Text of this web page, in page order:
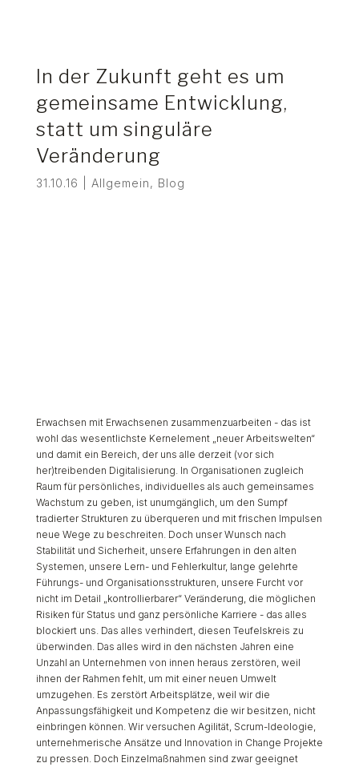
In der Zukunft geht es um
gemeinsame Entwicklung,
statt um singuläre
Veränderung
31.10.16 Allgemein, Blog
Erwachsen mit Erwachsenen zusammenzuarbeiten - das ist
wohl das wesentlichste Kernelement „neuer Arbeitswelten“
und damit ein Bereich, der uns alle derzeit (vor sich
her)treibenden Digitalisierung. In Organisationen zugleich
Raum für persönliches, individuelles als auch gemeinsames
Wachstum zu geben, ist unumgänglich, um den Sumpf
tradierter Strukturen zu überqueren und mit frischen Impulsen
neue Wege zu beschreiten. Doch unser Wunsch nach
Stabilität und Sicherheit, unsere Erfahrungen in den alten
Systemen, unsere Lern- und Fehlerkultur, lange gelehrte
Führungs- und Organisationsstrukturen, unsere Furcht vor
nicht im Detail „kontrollierbarer“ Veränderung, die möglichen
Risiken für Status und ganz persönliche Karriere - das alles
blockiert uns. Das alles verhindert, diesen Teufelskreis zu
überwinden. Das alles wird in den nächsten Jahren eine
Unzahl an Unternehmen von innen heraus zerstören, weil
ihnen der Rahmen fehlt, um mit einer neuen Umwelt
umzugehen. Es zerstört Arbeitsplätze, weil wir die
Anpassungsfähigkeit und Kompetenz die wir besitzen, nicht
einbringen können. Wir versuchen Agilität, Scrum-Ideologie,
unternehmerische Ansätze und Innovation in Change Projekte
zu pressen. Doch Einzelmaßnahmen sind zwar geeignet